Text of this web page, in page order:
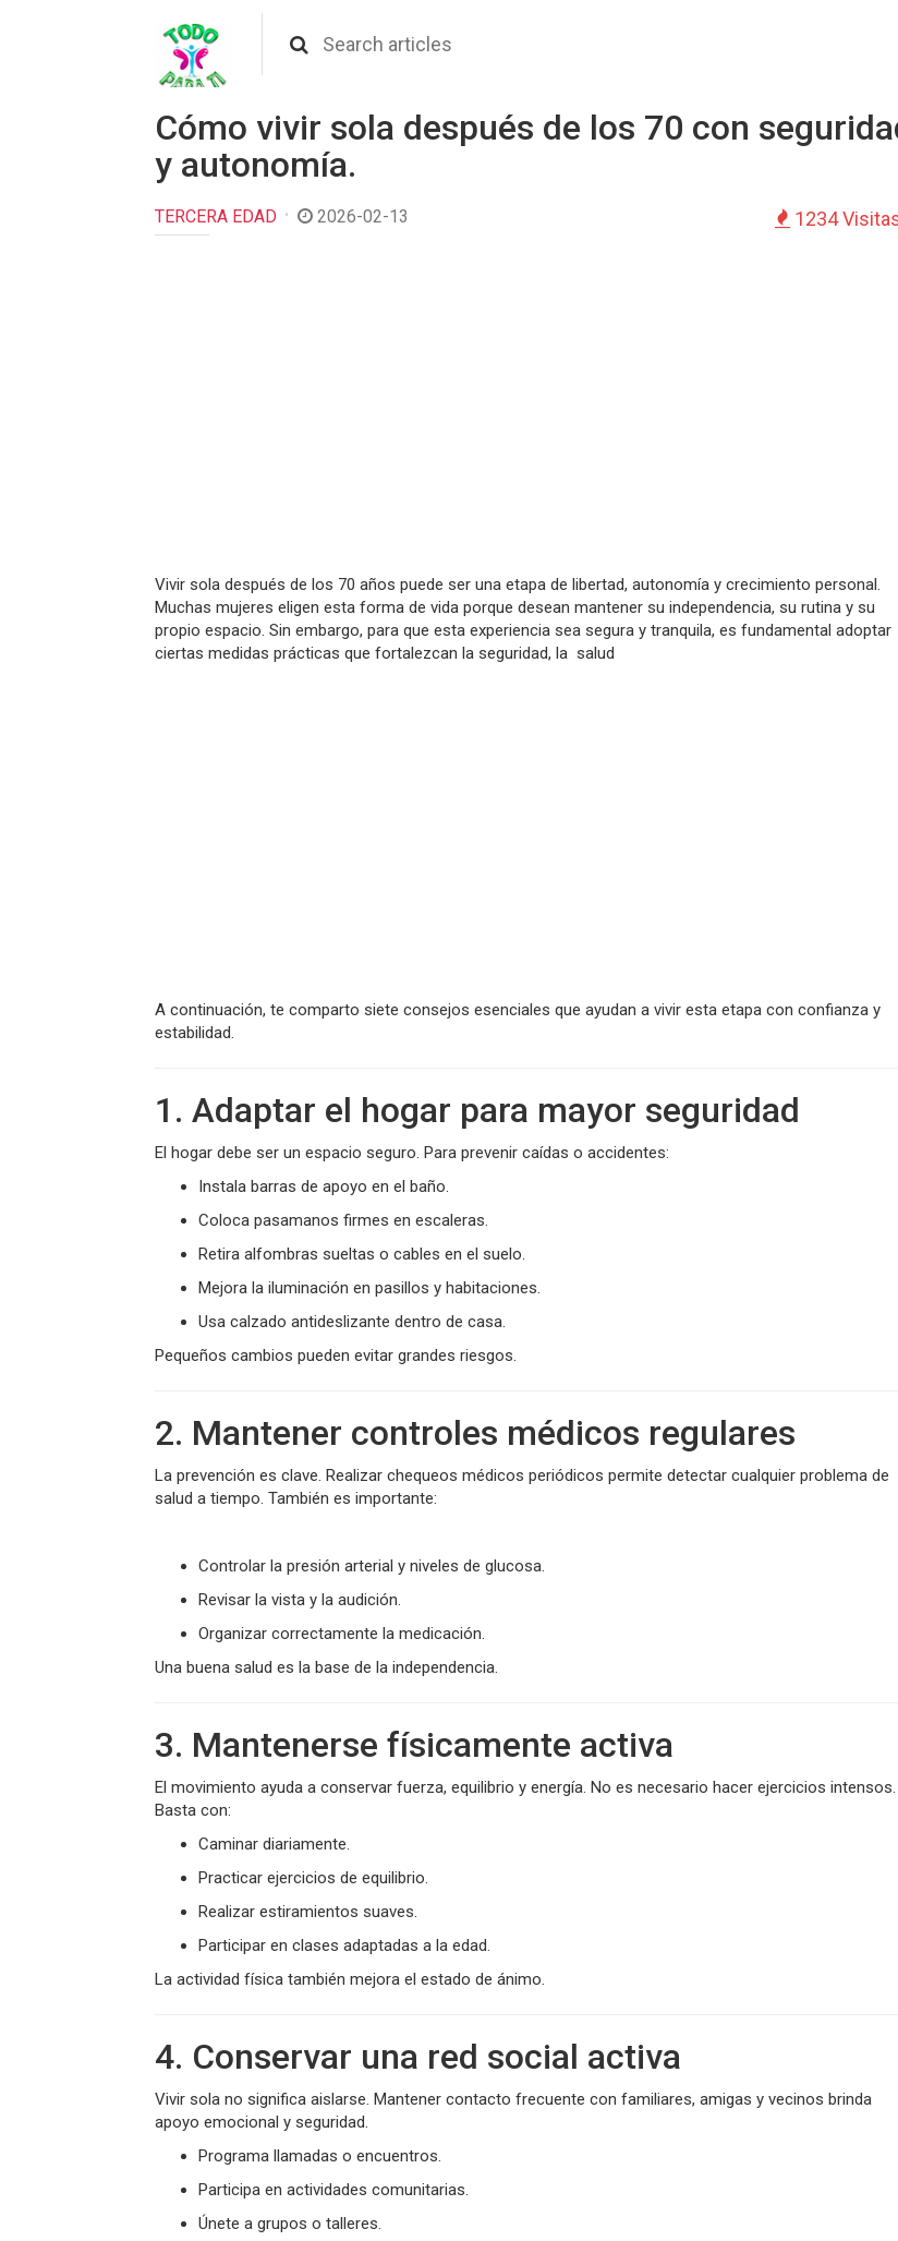
Cómo vivir sola después de los 70 con
y autonomía.
TERCERA EDAD 2026-02-13 1234
Vivir sola después de los 70 años puede ser una etapa de libertad, autonomía y crecimiento personal.
Muchas mujeres eligen esta forma de vida porque desean mantener su independencia, su rutina y su
propio espacio. Sin embargo, para que esta experiencia sea segura y tranquila, es fundamental adoptar
ciertas medidas prácticas que fortalezcan la seguridad, la salud
A continuación, te comparto siete consejos esenciales que ayudan a vivir esta etapa con confianza y
estabilidad.
1. Adaptar el hogar para mayor seguridad
El hogar debe ser un espacio seguro. Para prevenir caídas o accidentes:
Instala barras de apoyo en el baño.
Coloca pasamanos firmes en escaleras.
Retira alfombras sueltas o cables en el suelo.
Mejora la iluminación en pasillos y habitaciones.
Usa calzado antideslizante dentro de casa.
Pequeños cambios pueden evitar grandes riesgos.
2. Mantener controles médicos regulares
La prevención es clave. Realizar chequeos médicos periódicos permite detectar cualquier problema de
salud a tiempo. También es importante:
Controlar la presión arterial y niveles de glucosa.
Revisar la vista y la audición.
Organizar correctamente la medicación.
Una buena salud es la base de la independencia.
3. Mantenerse físicamente activa
El movimiento ayuda a conservar fuerza, equilibrio y energía. No es necesario hacer ejercicios intensos.
Basta con:
Caminar diariamente.
Practicar ejercicios de equilibrio.
Realizar estiramientos suaves.
Participar en clases adaptadas a la edad.
La actividad física también mejora el estado de ánimo.
4. Conservar una red social activa
Vivir sola no significa aislarse. Mantener contacto frecuente con familiares, amigas y vecinos brinda
apoyo emocional y seguridad.
Programa llamadas o encuentros.
Participa en actividades comunitarias.
Únete a grupos o talleres.